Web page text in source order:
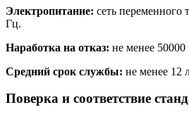
Электропитание: сеть переменного
Гц.
Наработка на отказ: не менее 50000
Средний срок службы: не менее 12
Поверка и соответствие